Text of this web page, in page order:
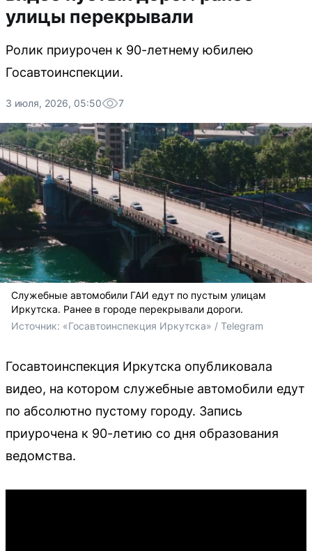
улицы перекрывали
Ролик приурочен к 90-летнему юбилею
Госавтоинспекции.
3 июля, 2026, 05:50 7
Служебные автомобили ГАИ едут по пустым улицам
Иркутска. Ранее в городе перекрывали дороги.
Источник: «Госавтоинспекция Иркутска» / Telegram
Госавтоинспекция Иркутска опубликовала
видео, на котором служебные автомобили едут
по абсолютно пустому городу. Запись
приурочена к 90-летию со дня образования
ведомства.